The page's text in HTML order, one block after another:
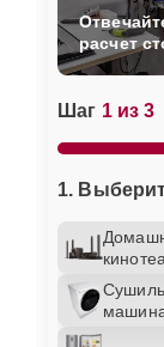
Шаг 1 из 3
1.
расчет